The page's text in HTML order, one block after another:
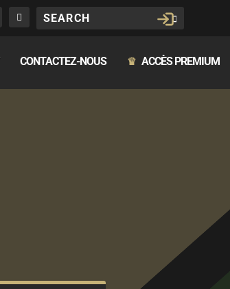
CONTACTEZ-NOUS ♛ ACCÈS PREMIUM